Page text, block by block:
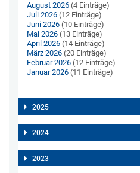
August 2026(4 Einträge)
Juli 2026(12 Einträge)
Juni 2026(10 Einträge)
Mai 2026(13 Einträge)
April 2026(14 Einträge)
März 2026(20 Einträge)
Februar 2026(12 Einträge)
Januar 2026(11 Einträge)
2025
2024
2023